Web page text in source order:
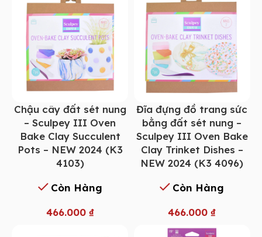
Chậu cây đất sét nung
– Sculpey III Oven
Bake Clay Succulent
Pots – NEW 2024 (K3
4103)
Còn Hàng
466.000 ₫
Đĩa đựng đồ trang sức
bằng đất sét nung –
Sculpey III Oven Bake
Clay Trinket Dishes –
NEW 2024 (K3 4096)
Còn Hàng
466.000₫